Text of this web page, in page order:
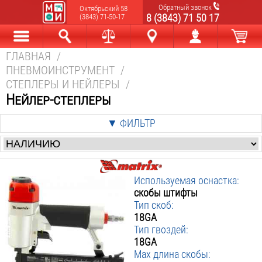
Октябрьский 58
(3843) 71-50-17
Обратный звонок
8 (3843) 71 50 17
Каталог Найти
ГЛАВНАЯ /
ПНЕВМОИНСТРУМЕНТ /
СТЕПЛЕРЫ И НЕЙЛЕРЫ /
Нейлер-степлеры
▼ ФИЛЬТР
Цена:
от
р. до р.
Производители
Matrix
▼ Используемая оснастка
Скобы Штифты
▼ Тип скоб
Используемая оснастка:
скобы штифты
Тип скоб:
18GA
Тип гвоздей:
18GA
Max длина скобы: